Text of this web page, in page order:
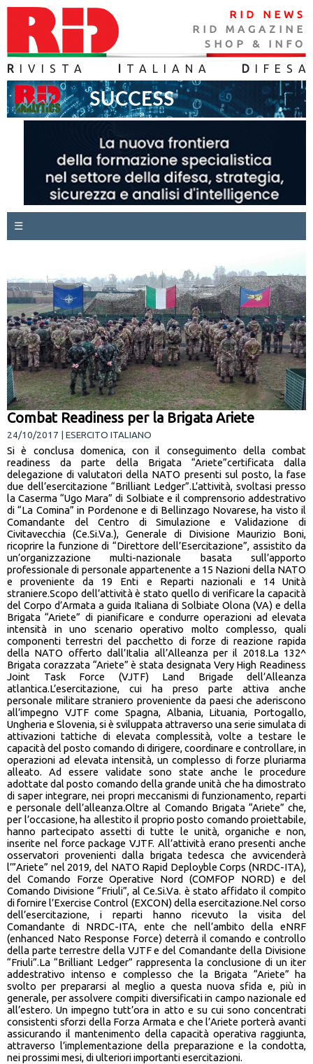
RID NEWS
RID MAGAZINE
SHOP & INFO
R IVISTA TALIANA D IFES A
☰
Combat Readiness per la Brigata Ariete
24/10/2017 | ESERCITO ITALIANO
Si è conclusa domenica, con il conseguimento della combat
readiness da parte della Brigata “Ariete”certificata dalla
delegazione di valutatori della NATO presenti sul posto, la fase
due dell’esercitazione “Brilliant Ledger”.L’attività, svoltasi presso
la Caserma “Ugo Mara” di Solbiate e il comprensorio addestrativo
di “La Comina” in Pordenone e di Bellinzago Novarese, ha visto il
Comandante del Centro di Simulazione e Validazione di
Civitavecchia (Ce.Si.Va.), Generale di Divisione Maurizio Boni,
ricoprire la funzione di “Direttore dell’Esercitazione”, assistito da
un’organizzazione multi-nazionale basata sull’apporto
professionale di personale appartenente a 15 Nazioni della NATO
e proveniente da 19 Enti e Reparti nazionali e 14 Unità
straniere.Scopo dell’attività è stato quello di verificare la capacità
del Corpo d’Armata a guida Italiana di Solbiate Olona (VA) e della
Brigata “Ariete” di pianificare e condurre operazioni ad elevata
intensità in uno scenario operativo molto complesso, quali
componenti terrestri del pacchetto di forze di reazione rapida
della NATO offerto dall’Italia all’Alleanza per il 2018.La 132^
Brigata corazzata “Ariete” è stata designata Very High Readiness
Joint Task Force (VJTF) Land Brigade dell’Alleanza
atlantica.L’esercitazione, cui ha preso parte attiva anche
personale militare straniero proveniente da paesi che aderiscono
all’impegno VJTF come Spagna, Albania, Lituania, Portogallo,
Ungheria e Slovenia, si è sviluppata attraverso una serie simulata di
attivazioni tattiche di elevata complessità, volte a testare le
capacità del posto comando di dirigere, coordinare e controllare, in
operazioni ad elevata intensità, un complesso di forze pluriarma
alleato. Ad essere validate sono state anche le procedure
adottate dal posto comando della grande unità che ha dimostrato
di saper integrare, nei propri meccanismi di funzionamento, reparti
e personale dell’alleanza.Oltre al Comando Brigata “Ariete” che,
per l’occasione, ha allestito il proprio posto comando proiettabile,
hanno partecipato assetti di tutte le unità, organiche e non,
inserite nel force package VJTF. All’attività erano presenti anche
osservatori provenienti dalla brigata tedesca che avvicenderà
l’”Ariete” nel 2019, del NATO Rapid Deployble Corps (NRDC-ITA),
del Comando Forze Operative Nord (COMFOP NORD) e del
Comando Divisione “Friuli”, al Ce.Si.Va. è stato affidato il compito
di fornire l’Exercise Control (EXCON) della esercitazione.Nel corso
dell’esercitazione, i reparti hanno ricevuto la visita del
Comandante di NRDC-ITA, ente che nell’ambito della eNRF
(enhanced Nato Response Force) deterrà il comando e controllo
della parte terrestre della VJTF e del Comandante della Divisione
“Friuli”.La “Brilliant Ledger” rappresenta la conclusione di un iter
addestrativo intenso e complesso che la Brigata “Ariete” ha
svolto per prepararsi al meglio a questa nuova sfida e, più in
generale, per assolvere compiti diversificati in campo nazionale ed
all’estero. Un impegno tutt’ora in atto e su cui sono concentrati
consistenti sforzi della Forza Armata e che l’Ariete porterà avanti
assicurando il mantenimento della capacità operativa raggiunta,
attraverso l’implementazione della preparazione e la condotta,
nei prossimi mesi, di ulteriori importanti esercitazioni.